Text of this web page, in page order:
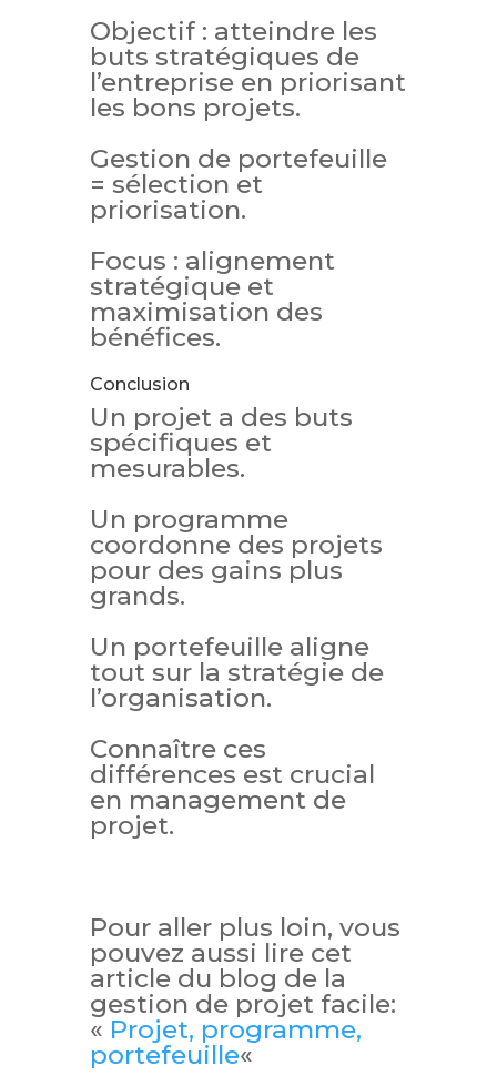
Objectif : atteindre les
buts stratégiques de
l’entreprise en priorisant
les bons projets.
Gestion de portefeuille
= sélection et
priorisation.
Focus : alignement
stratégique et
maximisation des
bénéfices.
Conclusion
Un projet a des buts
spécifiques et
mesurables.
Un programme
coordonne des projets
pour des gains plus
grands.
Un portefeuille aligne
tout sur la stratégie de
l’organisation.
Connaître ces
différences est crucial
en management de
projet.
Pour aller plus loin, vous
pouvez aussi lire cet
article du blog de la
gestion de projet facile:
« Projet, programme,
portefeuille«